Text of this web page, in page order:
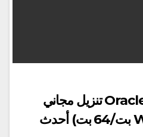
Oracle Virtualbox 7.0.8 تنزيل مجاني